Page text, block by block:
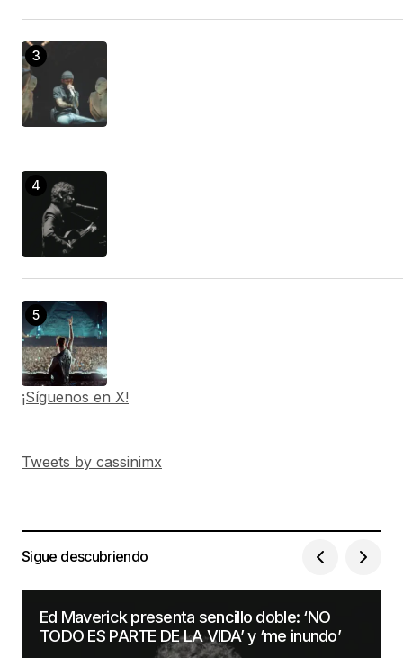
¡Síguenos en X!
Tweets by cassinimx
Sigue descubriendo
Ed Maverick presenta sencillo doble: ‘NO
TODO ES PARTE DE LA VIDA’ y ‘me inundo’